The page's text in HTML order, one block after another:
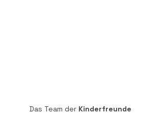
Das Team der Kinderfreunde